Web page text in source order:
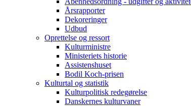
Årsrapporter
Dekoreringer
Udbud
Oprettelse og ressort
Kulturministre
Ministeriets historie
Assistenshuset
Bodil Koch-prisen
Kulturtal og statistik
Kulturpolitisk redegørelse
Danskernes kulturvaner